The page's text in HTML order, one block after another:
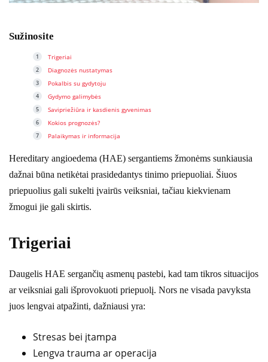
Sužinosite
Trigeriai
Diagnozės nustatymas
Pokalbis su gydytoju
Gydymo galimybės
Savipriežiūra ir kasdienis gyvenimas
Kokios prognozės?
Palaikymas ir informacija
Hereditary angioedema (HAE) sergantiems žmonėms sunkiausia
dažnai būna netikėtai prasidedantys tinimo priepuoliai. Šiuos
priepuolius gali sukelti įvairūs veiksniai, tačiau kiekvienam
žmogui jie gali skirtis.
Trigeriai
Daugelis HAE sergančių asmenų pastebi, kad tam tikros situacijos
ar veiksniai gali išprovokuoti priepuolį. Nors ne visada pavyksta
juos lengvai atpažinti, dažniausi yra:
Stresas bei įtampa
Lengva trauma ar operacija